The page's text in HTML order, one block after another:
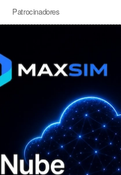
Patrocinadores